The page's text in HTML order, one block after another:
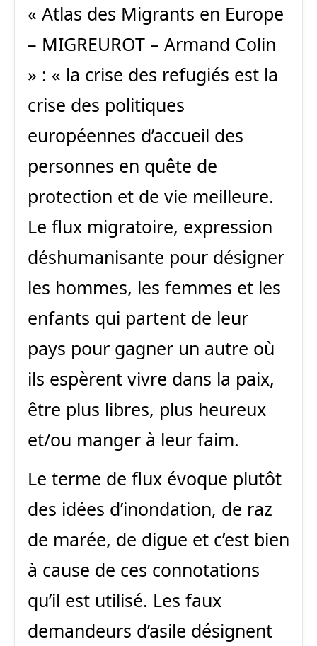
« Atlas des Migrants en Europe
– MIGREUROT – Armand Colin
» : « la crise des refugiés est la
crise des politiques
européennes d’accueil des
personnes en quête de
protection et de vie meilleure.
Le flux migratoire, expression
déshumanisante pour désigner
les hommes, les femmes et les
enfants qui partent de leur
pays pour gagner un autre où
ils espèrent vivre dans la paix,
être plus libres, plus heureux
et/ou manger à leur faim.
Le terme de flux évoque plutôt
des idées d’inondation, de raz
de marée, de digue et c’est bien
à cause de ces connotations
qu’il est utilisé. Les faux
demandeurs d’asile désignent